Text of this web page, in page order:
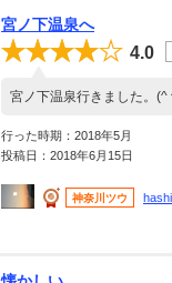
宮ノ下温泉へ
4.0
宮ノ下温泉行きました。
行った時期：2018年5月
投稿日：2018年6月15日
神奈川ツウ